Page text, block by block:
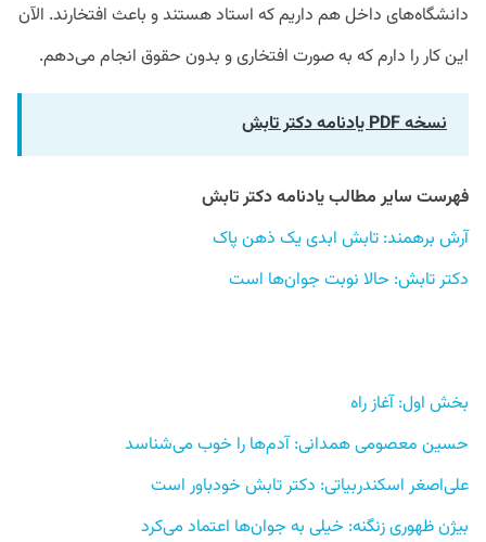
دانشگاه‌های داخل هم داریم که استاد هستند و باعث افتخارند. الآن
این کار را دارم که به صورت افتخاری و بدون حقوق انجام می‌دهم.
نسخه PDF یادنامه دکتر تابش
فهرست سایر مطالب یادنامه دکتر تابش
آرش برهمند: تابش ابدی یک ذهن پاک
دکتر تابش: حالا نوبت جوان‌ها است
بخش اول: آغاز راه
حسین معصومی همدانی: آدم‌ها را خوب می‌شناسد
علی‌اصغر اسکندربیاتی: دکتر تابش خودباور است
بیژن ظهوری زنگنه: خیلی به جوان‌ها اعتماد می‌کرد